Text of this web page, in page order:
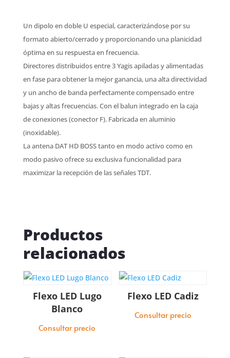
Un dipolo en doble U especial, caracterizándose por su
formato abierto/cerrado y proporcionando una planicidad
óptima en su respuesta en frecuencia.
Directores distribuidos entre 3 Yagis apiladas y alimentadas
en fase para obtener la mejor ganancia, una alta directividad
y un ancho de banda perfectamente compensado entre
bajas y altas frecuencias. Con el balun integrado en la caja
de conexiones (conector F). Fabricada en aluminio
(inoxidable).
La antena DAT HD BOSS tanto en modo activo como en
modo pasivo ofrece su exclusiva funcionalidad para
maximizar la recepción de las señales TDT.
Productos
relacionados
Flexo LED Lugo
Blanco
Consultar precio
Flexo LED Cadiz
Consultar precio